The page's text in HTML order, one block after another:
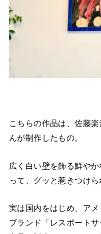
こちらの作品は、佐藤
んが制作したもの。
広く白い壁を飾る鮮や
って、グッと惹きつけら
実は国内をはじめ、ア
ブランド「レスポート